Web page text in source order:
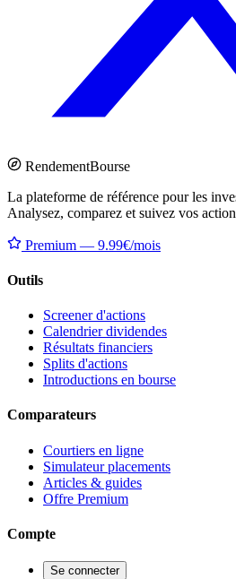
RendementBourse
La plateforme de référence pour les
Analysez, comparez et suivez vos
Premium — 9.99€/mois
Outils
Screener d'actions
Calendrier dividendes
Résultats financiers
Splits d'actions
Introductions en bourse
Comparateurs
Courtiers en ligne
Simulateur placements
Articles & guides
Offre Premium
Compte
Se connecter